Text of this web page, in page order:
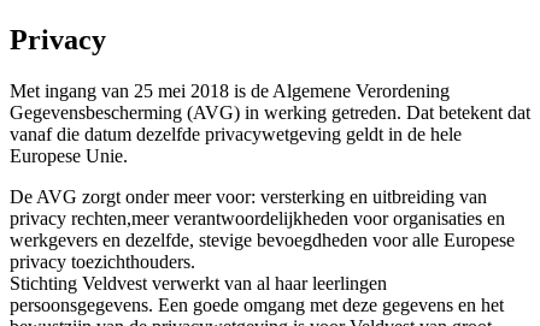
Privacy
Met ingang van 25 mei 2018 is de Algemene Verordening
Gegevensbescherming (AVG) in werking getreden. Dat betekent dat
vanaf die datum dezelfde privacywetgeving geldt in de hele
Europese Unie.
De AVG zorgt onder meer voor: versterking en uitbreiding van
privacy rechten,meer verantwoordelijkheden voor organisaties en
werkgevers en dezelfde, stevige bevoegdheden voor alle Europese
privacy toezichthouders.
Stichting Veldvest verwerkt van al haar leerlingen
persoonsgegevens. Een goede omgang met deze gegevens en het